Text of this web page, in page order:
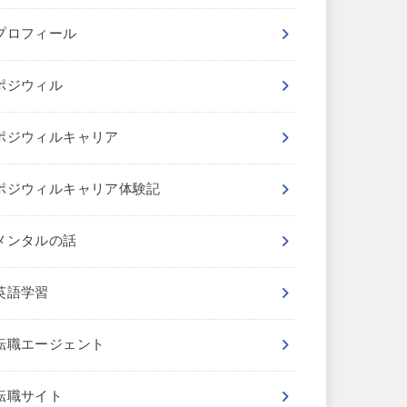
ロフィール
ジウィル
ジウィルキャリア
ジウィルキャリア体験記
ンタルの話
語学習
職エージェント
職サイト